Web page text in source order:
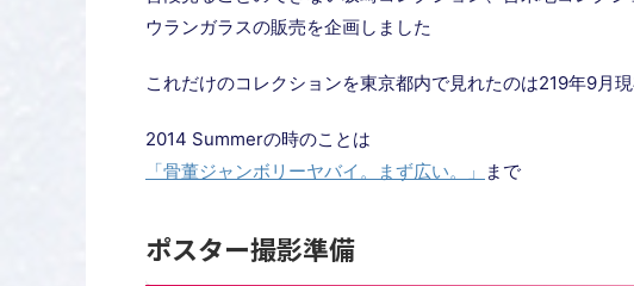
ウランガラスの販売を企画しました
これだけのコレクションを東京都内で見れたのは219年9月
2014 Summerの時のことは
「骨董ジャンボリーヤバイ。まず広い。」
まで
ポスター撮影準備